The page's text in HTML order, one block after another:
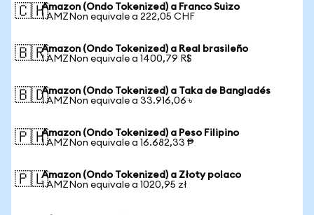
🇨🇭Amazon (Ondo Tokenized) a Franco Suizo
1 AMZNon equivale a 222,05 CHF
🇧🇷Amazon (Ondo Tokenized) a Real brasileño
1 AMZNon equivale a 1400,79 R$
🇧🇩Amazon (Ondo Tokenized) a Taka de Bangladés
1 AMZNon equivale a 33.916,06 ৳
🇵🇭Amazon (Ondo Tokenized) a Peso Filipino
1 AMZNon equivale a 16.682,33 ₱
🇵🇱Amazon (Ondo Tokenized) a Złoty polaco
1 AMZNon equivale a 1020,95 zł